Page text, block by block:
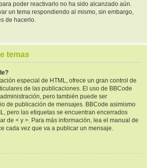
poder reactivarlo no ha sido alcanzado aún.
un tema respondiendo al mismo, sin embargo,
de hacerlo.
temas
especial de HTML, ofrece un gran control de
de las publicaciones. El uso de BBCode
pero también puede ser
de publicación de mensajes. BBCode asimismo
pero las etiquetas se encuentran encerrados
de < y >. Para más información, lea el manual de
cada vez que va a publicar un mensaje.